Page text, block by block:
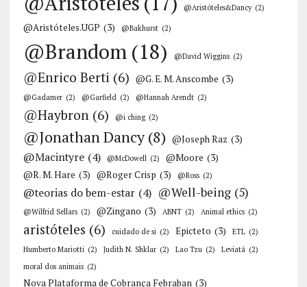
@Aristóteles&Dancy (2)
@Aristóteles.UGP (3) @Bakhurst (2)
@Brandom (18) @David Wiggins (2)
@Enrico Berti (6) @G. E. M. Anscombe (3)
@Gadamer (2) @Garfield (2) @Hannah Arendt (2)
@Haybron (6) @i ching (2)
@Jonathan Dancy (8) @Joseph Raz (3)
@Macintyre (4) @McDowell (2) @Moore (3)
@R. M. Hare (3) @Roger Crisp (3) @Ross (2)
@teorias do bem-estar (4) @Well-being (5)
@Wilfrid Sellars (2) @Zingano (3) ABNT (2) Animal ethics (2)
aristóteles (6) cuidado de si (2) Epicteto (3) ETL (2)
Humberto Mariotti (2) Judith N. Shklar (2) Lao Tzu (2) Leviatã (2)
moral dos animais (2)
Nova Plataforma de Cobrança Febraban (3)